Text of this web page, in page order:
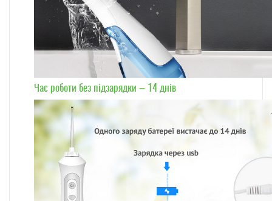
Час роботи без підзарядки – 14 днів